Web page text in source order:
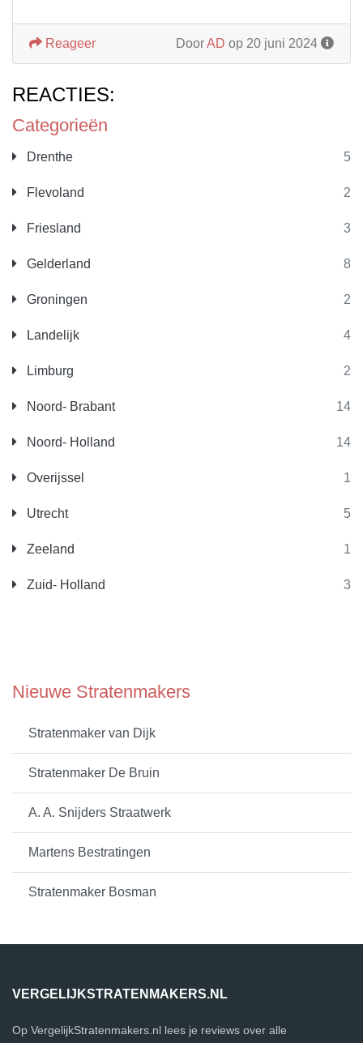
Categorieën
Drenthe 5
Flevoland 2
Friesland 3
Gelderland 8
Groningen 2
Landelijk 4
Limburg 2
Noord- Brabant 14
Noord- Holland 14
Overijssel 1
Utrecht 5
Zeeland 1
Zuid- Holland 3
Nieuwe Stratenmakers
Stratenmaker van Dijk
Stratenmaker De Bruin
A. A. Snijders Straatwerk
Martens Bestratingen
Stratenmaker Bosman
DoorAD op 20 juni 2024
Reageer
REACTIES:
VERGELIJKSTRATENMAKERS.NL
Op VergelijkStratenmakers.nl lees je reviews over alle